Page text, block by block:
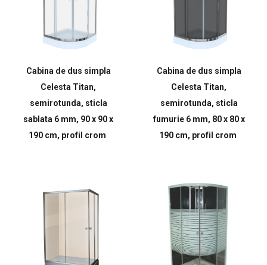
Cabina de dus simpla
Celesta Titan,
semirotunda, sticla
sablata 6 mm, 90 x 90 x
190 cm, profil crom
Cabina de dus simpla
Celesta Titan,
semirotunda, sticla
fumurie 6 mm, 80 x 80 x
190 cm, profil crom